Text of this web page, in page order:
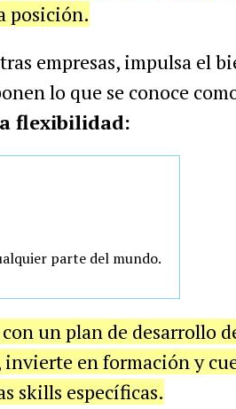
posición.
empresas, impulsa el
lo que se conoce
flexibilidad:
parte del mundo.
un plan de desarrollo
en formación y
skills específicas.